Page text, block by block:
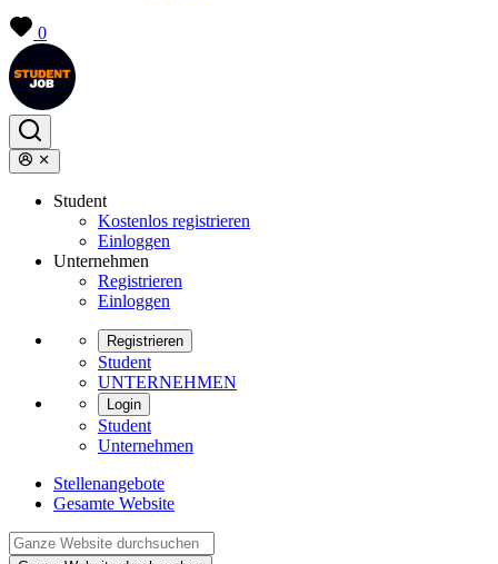
0
Student
Kostenlos registrieren
Einloggen
Unternehmen
Registrieren
Einloggen
Registrieren
Student
UNTERNEHMEN
Login
Student
Unternehmen
Stellenangebote
Gesamte Website